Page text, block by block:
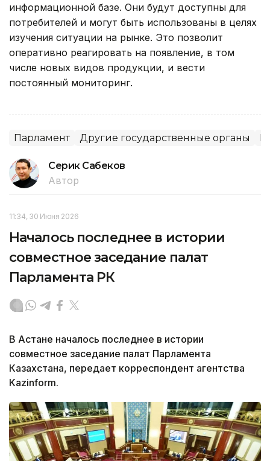
информационной базе. Они будут доступны для
потребителей и могут быть использованы в целях
изучения ситуации на рынке. Это позволит
оперативно реагировать на появление, в том
числе новых видов продукции, и вести
постоянный мониторинг.
Парламент Другие государственные органы
Серик Сабеков
Автор
11:34, 30 Июня 2026
Началось последнее в истории
совместное заседание палат
Парламента РК
В Астане началось последнее в истории
совместное заседание палат Парламента
Казахстана, передает корреспондент агентства
Kazinform.